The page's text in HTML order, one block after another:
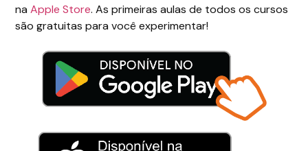
naApple Store. As primeiras aulas de todos os cursos
são gratuitas para você experimentar!